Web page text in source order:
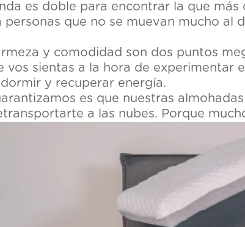
es doble para encontrar la que
personas que no se muevan mucho
y comodidad son dos puntos
vos sientas a la hora de experimentar
y recuperar energía.
es que nuestras
a las nubes. Porque